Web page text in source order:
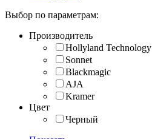
Выбор по параметрам:
Производитель
Hollyland Technology
Sonnet
Blackmagic
AJA
Kramer
Цвет
Черный